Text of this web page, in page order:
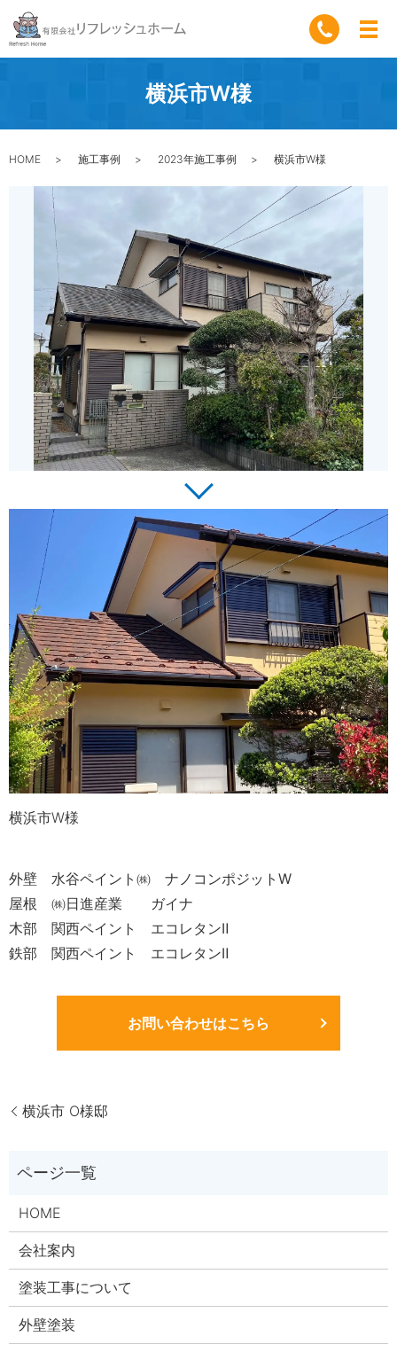
横浜市W様
HOME 施工事例 2023年施工事例 横浜市W様
横浜市W様
外壁 水谷ペイント㈱ ナノコンポジットW
屋根 ㈱日進産業 ガイナ
木部 関西ペイント エコレタンⅡ
鉄部 関西ペイント エコレタンⅡ
お問い合わせはこちら
横浜市 O様邸
HOME
会社案内
塗装工事について
外壁塗装